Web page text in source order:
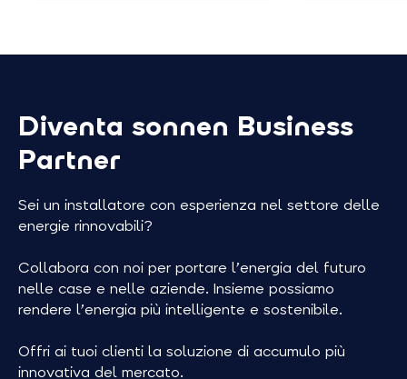
Diventa sonnen Business
Partner
Sei un installatore con esperienza nel settore delle
energie rinnovabili?
Collabora con noi per portare l’energia del futuro
nelle case e nelle aziende. Insieme possiamo
rendere l’energia più intelligente e sostenibile.
Offri ai tuoi clienti la soluzione di accumulo più
innovativa del mercato.